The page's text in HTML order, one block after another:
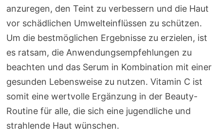
anzuregen, den Teint zu verbessern und die Haut
vor schädlichen Umwelteinflüssen zu schützen.
Um die bestmöglichen Ergebnisse zu erzielen, ist
es ratsam, die Anwendungsempfehlungen zu
beachten und das Serum in Kombination mit einer
gesunden Lebensweise zu nutzen. Vitamin C ist
somit eine wertvolle Ergänzung in der Beauty-
Routine für alle, die sich eine jugendliche und
strahlende Haut wünschen.